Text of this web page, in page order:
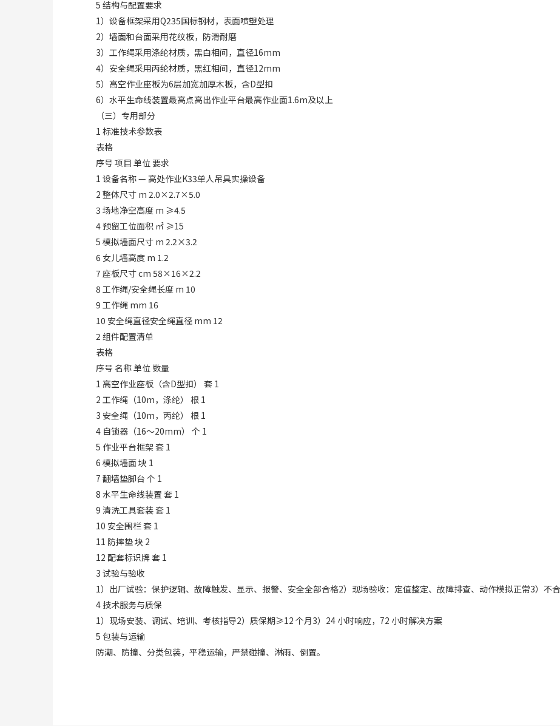
5 结构与配置要求
1）设备框架采用Q235国标钢材，表面喷塑处理
2）墙面和台面采用花纹板，防滑耐磨
3）工作绳采用涤纶材质，黑白相间，直径16mm
4）安全绳采用丙纶材质，黑红相间，直径12mm
5）高空作业座板为6层加宽加厚木板，含D型扣
6）水平生命线装置最高点高出作业平台最高作业面1.6m及以上
（三）专用部分
1 标准技术参数表
表格
序号 项目 单位 要求
1 设备名称 — 高处作业K33单人吊具实操设备
2 整体尺寸 m 2.0×2.7×5.0
3 场地净空高度 m ≥4.5
4 预留工位面积 ㎡ ≥15
5 模拟墙面尺寸 m 2.2×3.2
6 女儿墙高度 m 1.2
7 座板尺寸 cm 58×16×2.2
8 工作绳/安全绳长度 m 10
9 工作绳 mm 16
10 安全绳直径安全绳直径 mm 12
2 组件配置清单
表格
序号 名称 单位 数量
1 高空作业座板（含D型扣） 套 1
2 工作绳（10m，涤纶） 根 1
3 安全绳（10m，丙纶） 根 1
4 自锁器（16～20mm） 个 1
5 作业平台框架 套 1
6 模拟墙面 块 1
7 翻墙垫脚台 个 1
8 水平生命线装置 套 1
9 清洗工具套装 套 1
10 安全围栏 套 1
11 防摔垫 块 2
12 配套标识牌 套 1
3 试验与验收
1）出厂试验：保护逻辑、故障触发、显示、报警、安全全部合格2）现场验收：定值整定、故障排查、动作模拟正常3）不
4 技术服务与质保
1）现场安装、调试、培训、考核指导2）质保期≥12 个月3）24 小时响应，72 小时解决方案
5 包装与运输
防潮、防撞、分类包装，平稳运输，严禁碰撞、淋雨、倒置。